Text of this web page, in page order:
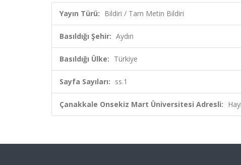
Yayın Türü: Bildiri / Tam Metin Bildiri
Basıldığı Şehir: Aydın
Basıldığı Ülke: Türkiye
Sayfa Sayıları: ss.1
Çanakkale Onsekiz Mart Üniversitesi Adresli: